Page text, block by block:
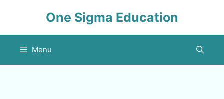
One Sigma Education
Menu